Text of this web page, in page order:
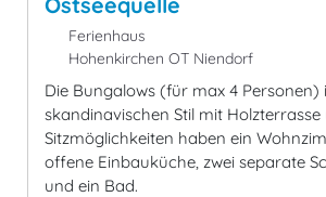
Ferienhaus
Hohenkirchen OT Niendorf
Die Bungalows (für max 4 Personen)
skandinavischen Stil mit Holzterrasse
Sitzmöglichkeiten haben ein
offene Einbauküche, zwei separate
und ein Bad.